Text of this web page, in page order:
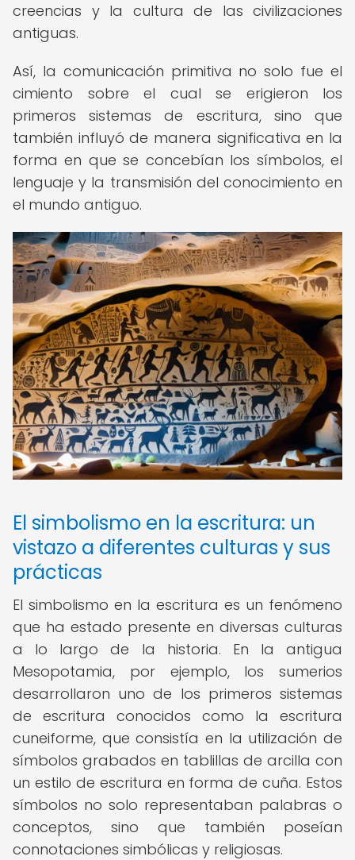
creencias y la cultura de las civilizaciones
antiguas.
Así, la comunicación primitiva no solo fue el
cimiento sobre el cual se erigieron los
primeros sistemas de escritura, sino que
también influyó de manera significativa en la
forma en que se concebían los símbolos, el
lenguaje y la transmisión del conocimiento en
el mundo antiguo.
El simbolismo en la escritura: un
vistazo a diferentes culturas y sus
prácticas
El simbolismo en la escritura es un fenómeno
que ha estado presente en diversas culturas
a lo largo de la historia. En la antigua
Mesopotamia, por ejemplo, los sumerios
desarrollaron uno de los primeros sistemas
de escritura conocidos como la escritura
cuneiforme, que consistía en la utilización de
símbolos grabados en tablillas de arcilla con
un estilo de escritura en forma de cuña. Estos
símbolos no solo representaban palabras o
conceptos, sino que también poseían
connotaciones simbólicas y religiosas.